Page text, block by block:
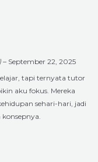
– September 22, 2025
tapi ternyata tutor
aku fokus. Mereka
sehari-hari, jadi